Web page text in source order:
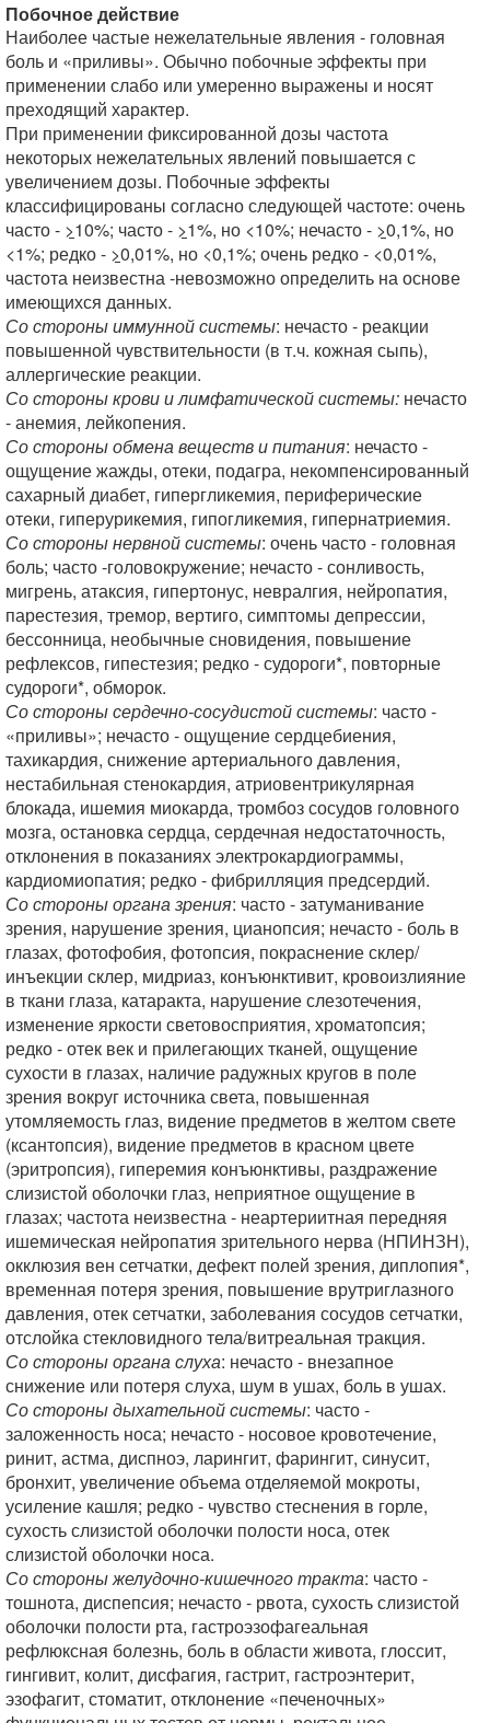
Побочное действие
Наиболее частые нежелательные явления - головная
боль и «приливы». Обычно побочные эффекты при
применении слабо или умеренно выражены и носят
преходящий характер.
При применении фиксированной дозы частота
некоторых нежелательных явлений повышается с
увеличением дозы. Побочные эффекты
классифицированы согласно следующей частоте: очень
часто - >10%; часто - >1%, но <10%; нечасто - >0,1%, но
<1%; редко - >0,01%, но <0,1%; очень редко - <0,01%,
частота неизвестна -невозможно определить на основе
имеющихся данных.
Со стороны иммунной системы: нечасто - реакции
повышенной чувствительности (в т.ч. кожная сыпь),
аллергические реакции.
Со стороны крови и лимфатической системы: нечасто
- анемия, лейкопения.
Со стороны обмена веществ и питания: нечасто -
ощущение жажды, отеки, подагра, некомпенсированный
сахарный диабет, гипергликемия, периферические
отеки, гиперурикемия, гипогликемия, гипернатриемия.
Со стороны нервной системы: очень часто - головная
боль; часто -головокружение; нечасто - сонливость,
мигрень, атаксия, гипертонус, невралгия, нейропатия,
парестезия, тремор, вертиго, симптомы депрессии,
бессонница, необычные сновидения, повышение
рефлексов, гипестезия; редко - судороги*, повторные
судороги*, обморок.
Со стороны сердечно-сосудистой системы: часто -
«приливы»; нечасто - ощущение сердцебиения,
тахикардия, снижение артериального давления,
нестабильная стенокардия, атриовентрикулярная
блокада, ишемия миокарда, тромбоз сосудов головного
мозга, остановка сердца, сердечная недостаточность,
отклонения в показаниях электрокардиограммы,
кардиомиопатия; редко - фибрилляция предсердий.
Со стороны органа зрения: часто - затуманивание
зрения, нарушение зрения, цианопсия; нечасто - боль в
глазах, фотофобия, фотопсия, покраснение склер/
инъекции склер, мидриаз, конъюнктивит, кровоизлияние
в ткани глаза, катаракта, нарушение слезотечения,
изменение яркости световосприятия, хроматопсия;
редко - отек век и прилегающих тканей, ощущение
сухости в глазах, наличие радужных кругов в поле
зрения вокруг источника света, повышенная
утомляемость глаз, видение предметов в желтом свете
(ксантопсия), видение предметов в красном цвете
(эритропсия), гиперемия конъюнктивы, раздражение
слизистой оболочки глаз, неприятное ощущение в
глазах; частота неизвестна - неартериитная передняя
ишемическая нейропатия зрительного нерва (НПИНЗН),
окклюзия вен сетчатки, дефект полей зрения, диплопия*,
временная потеря зрения, повышение врутриглазного
давления, отек сетчатки, заболевания сосудов сетчатки,
отслойка стекловидного тела/витреальная тракция.
Со стороны органа слуха: нечасто - внезапное
снижение или потеря слуха, шум в ушах, боль в ушах.
Со стороны дыхательной системы: часто -
заложенность носа; нечасто - носовое кровотечение,
ринит, астма, диспноэ, ларингит, фарингит, синусит,
бронхит, увеличение объема отделяемой мокроты,
усиление кашля; редко - чувство стеснения в горле,
сухость слизистой оболочки полости носа, отек
слизистой оболочки носа.
Со стороны желудочно-кишечного тракта: часто -
тошнота, диспепсия; нечасто - рвота, сухость слизистой
оболочки полости рта, гастроэзофагеальная
рефлюксная болезнь, боль в области живота, глоссит,
гингивит, колит, дисфагия, гастрит, гастроэнтерит,
эзофагит, стоматит, отклонение «печеночных»